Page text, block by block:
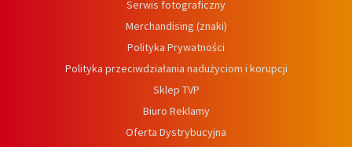
Serwis fotograficzny
Merchandising (znaki)
Polityka Prywatności
Polityka przeciwdziałania nadużyciom i korupcji
Sklep TVP
Biuro Reklamy
Oferta Dystrybucyjna